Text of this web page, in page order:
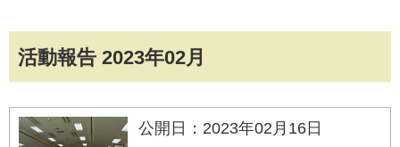
活動報告 2023年02月
公開日：2023年02月16日